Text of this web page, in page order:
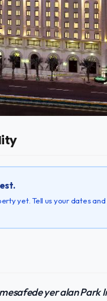
yet. Tell us your dates
yer alan Park